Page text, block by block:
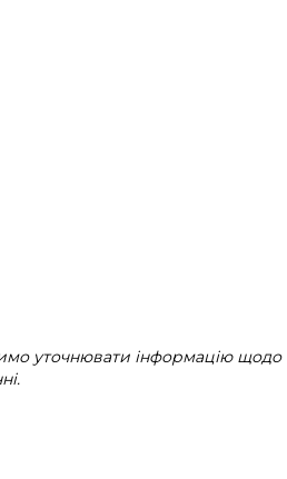
уточнювати інформацію щодо